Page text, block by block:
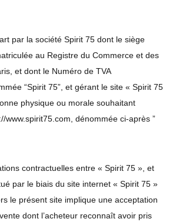
par la société Spirit 75 dont le siège
au Registre du Commerce et des
et dont le Numéro de TVA
“Spirit 75”, et gérant le site « Spirit 75
physique ou morale souhaitant
dénommée ci-après ”
contractuelles entre « Spirit 75 », et
par le biais du site internet « Spirit 75 »
le présent site implique une acceptation
dont l’acheteur reconnaît avoir pris